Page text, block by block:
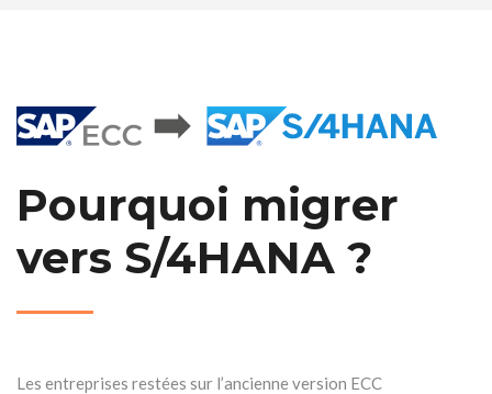
Pourquoi migrer
vers S/4HANA ?
Les entreprises restées sur l’ancienne version ECC